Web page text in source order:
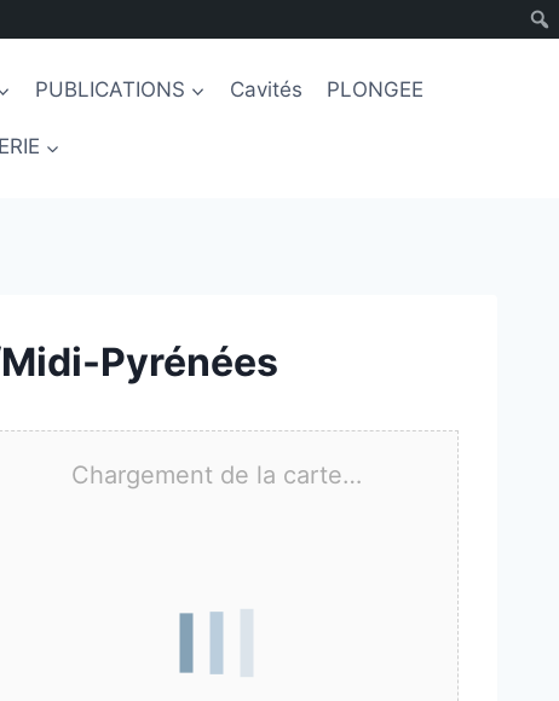
PUBLICATIONS Cavités PLONGEE
Pyrénées
Chargement de la carte…